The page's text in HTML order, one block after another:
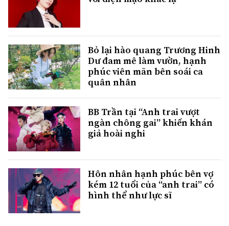
Bỏ lại hào quang Trương Hinh
Dư đam mê làm vườn, hạnh
phúc viên mãn bên soái ca
quân nhân
BB Trần tại “Anh trai vượt
ngàn chông gai” khiến khán
giả hoài nghi
Hôn nhân hạnh phúc bên vợ
kém 12 tuổi của “anh trai” có
hình thể như lực sĩ